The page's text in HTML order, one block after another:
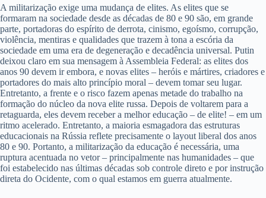
A militarização exige uma mudança de elites. As elites que se
formaram na sociedade desde as décadas de 80 e 90 são, em grande
parte, portadoras do espírito de derrota, cinismo, egoísmo, corrupção,
violência, mentiras e qualidades que trazem à tona a escória da
sociedade em uma era de degeneração e decadência universal. Putin
deixou claro em sua mensagem à Assembleia Federal: as elites dos
anos 90 devem ir embora, e novas elites – heróis e mártires, criadores e
portadores do mais alto princípio moral – devem tomar seu lugar.
Entretanto, a frente e o risco fazem apenas metade do trabalho na
formação do núcleo da nova elite russa. Depois de voltarem para a
retaguarda, eles devem receber a melhor educação – de elite! – em um
ritmo acelerado. Entretanto, a maioria esmagadora das estruturas
educacionais na Rússia reflete precisamente o layout liberal dos anos
80 e 90. Portanto, a militarização da educação é necessária, uma
ruptura acentuada no vetor – principalmente nas humanidades – que
foi estabelecido nas últimas décadas sob controle direto e por instrução
direta do Ocidente, com o qual estamos em guerra atualmente.